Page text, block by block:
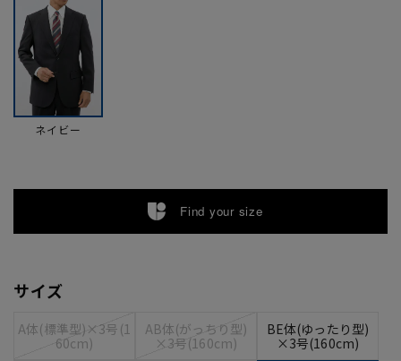
ネイビー
Find your size
サイズ
A体(標準型)×3号(1
60cm)
AB体(がっちり型)
×3号(160cm)
BE体(ゆったり型)
×3号(160cm)